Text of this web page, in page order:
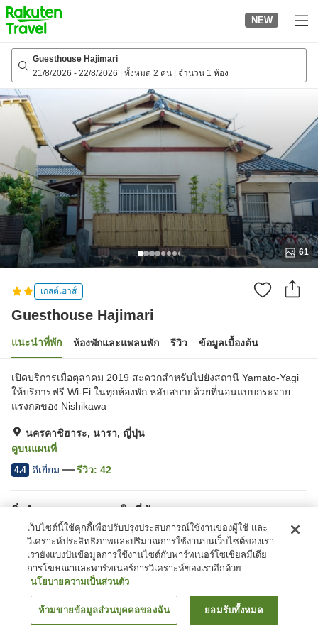
to
top
page
NEW
Guesthouse Hajimari
21/8/2026 - 22/8/2026 ทั้งหมด 2 คน จำนวน 1 ห้อง
61
เกสต์เฮาส์
Guesthouse Hajimari
แนะนำที่พัก ห้องพักและแพลนพัก รีวิว ข้อมูลเบื้องต้น
เปิดบริการเมื่อตุลาคม 2019 สะดวกสำหรับไปยังสถานี Yamato-Yagi
ให้บริการฟรี Wi-Fi ในทุกห้องพัก หลับสบายด้วยที่นอนแบบกระจาย
แรงกดของ Nishikawa
นครคาชิฮาระ, นารา, ญี่ปุ่น
ดูบนแผนที่
4.4 ดีเยี่ยม รีวิว: 42
สิ่งอำนวยความสะดวกในที่พัก
Wi-Fi
ปลอดบุหรี่
ห้องนั่งเล่นรวม
ครัวส่วนกลาง
หน้าแรก ญี่ปุ่น นารา
ค้นหาห้องพัก
เว็บไซต์นี้ใช้คุกกี้เพื่อปรับปรุงประสบการณ์ใช้งานของผู้ใช้ และ
วิเคราะห์ประสิทธิภาพและปริมาณการใช้งานบนเว็บไซต์ของเรา
เรายังแบ่งปันข้อมูลการใช้งานไซต์กับพาร์ทเนอร์โซเชียลมีเดีย
การโฆษณาและพาร์ทเนอร์การวิเคราะห์ของเราอีกด้วย
นโยบายความเป็นส่วนตัว
ห้ามขายข้อมูลส่วนบุคคลของฉัน ยอมรับทั้งหมด